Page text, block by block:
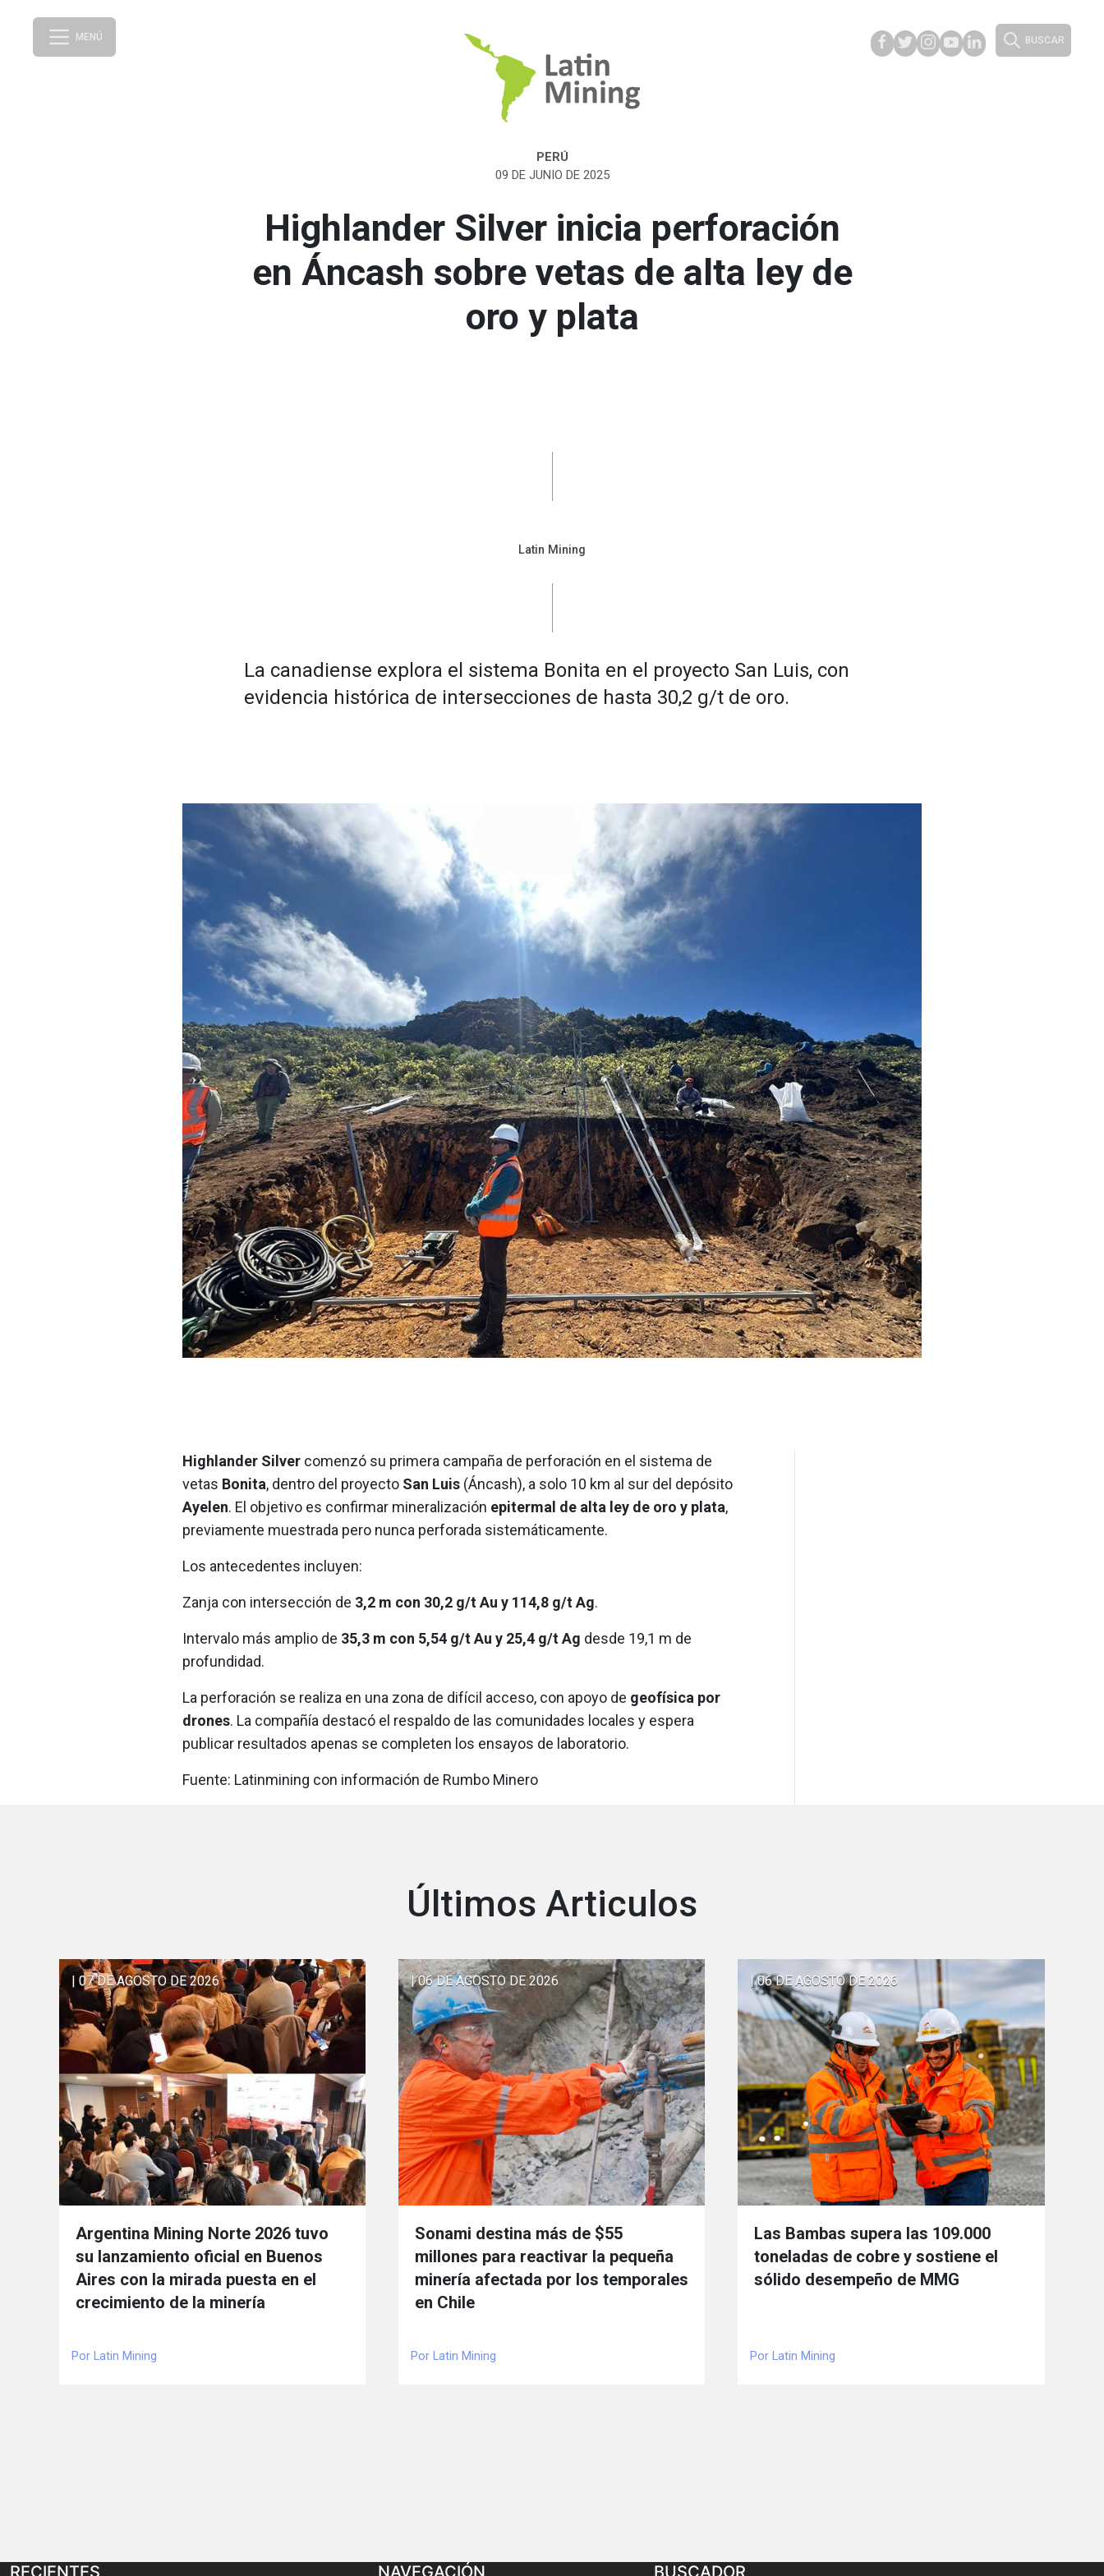
MENÚ BUSCAR
PERÚ
09 DE JUNIO DE 2025
Highlander Silver inicia perforación
en Áncash sobre vetas de alta ley de
oro y plata
Latin Mining
La canadiense explora el sistema Bonita en el proyecto San Luis, con
evidencia histórica de intersecciones de hasta 30,2 g/t de oro.
Highlander Silver comenzó su primera campaña de perforación en el sistema de
vetas Bonita, dentro del proyecto San Luis (Áncash), a solo 10 km al sur del depósito
Ayelen. El objetivo es confirmar mineralización epitermal de alta ley de oro y plata,
previamente muestrada pero nunca perforada sistemáticamente.
Los antecedentes incluyen:
Zanja con intersección de 3,2 m con 30,2 g/t Au y 114,8 g/t Ag.
Intervalo más amplio de 35,3 m con 5,54 g/t Au y 25,4 g/t Ag desde 19,1 m de
profundidad.
La perforación se realiza en una zona de difícil acceso, con apoyo de geofísica por
drones. La compañía destacó el respaldo de las comunidades locales y espera
publicar resultados apenas se completen los ensayos de laboratorio.
Fuente: Latinmining con información de Rumbo Minero
Últimos Articulos
| 07 DE AGOSTO DE 2026
Argentina Mining Norte 2026 tuvo
su lanzamiento oficial en Buenos
Aires con la mirada puesta en el
crecimiento de la minería
Por Latin Mining
| 06 DE AGOSTO DE 2026
Sonami destina más de $55
millones para reactivar la pequeña
minería afectada por los temporales
en Chile
Por Latin Mining
| 06 DE AGOSTO DE 2026
Las Bambas supera las 109.000
toneladas de cobre y sostiene el
sólido desempeño de MMG
Por Latin Mining